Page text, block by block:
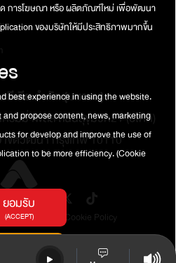
น
มีเดีย จำกัด (มหาชน)
กรมมี่ เพลส ถนนสุขุมวิท21 (อโศก)
เขตวัฒนา กรุงเทพ 10110
of Service Cookie Policy
การโฆษณา หรือ ผลิตภัณฑ์ใหม่ เพื่อพัฒนา
ของบริษัทให้มีประสิทธิภาพมากขึ้น
best experience in using the website.
propose content, news, marketing
for develop and improve the use of
to be more efficiency.(Cookie
ยอมรับ
(ACCEPT)
รตั้งค่าคุกกี้